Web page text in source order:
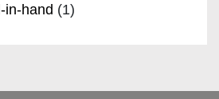
in-hand (1)